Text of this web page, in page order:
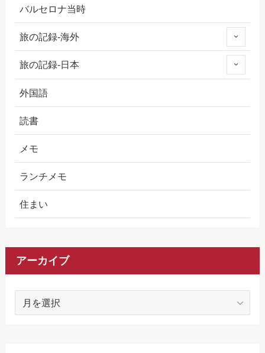
バルセロナ当時
旅の記録-海外
旅の記録-日本
外国語
読書
メモ
ランチメモ
住まい
アーカイブ